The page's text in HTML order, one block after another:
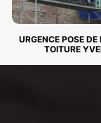
URGENCE POSE
TOITURE